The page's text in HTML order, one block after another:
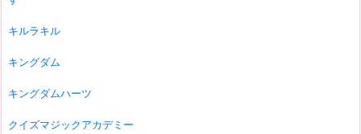
キルラキル
キングダム
キングダムハーツ
クイズマジックアカデミー